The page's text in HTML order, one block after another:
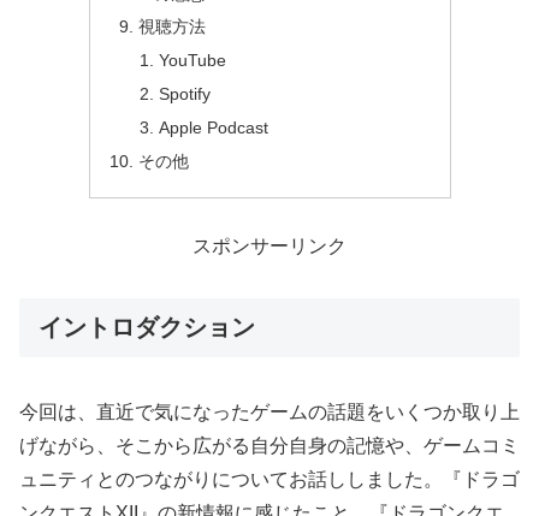
視聴方法
YouTube
Spotify
Apple Podcast
その他
スポンサーリンク
イントロダクション
今回は、直近で気になったゲームの話題をいくつか取り上
げながら、そこから広がる自分自身の記憶や、ゲームコミ
ュニティとのつながりについてお話ししました。『ドラゴ